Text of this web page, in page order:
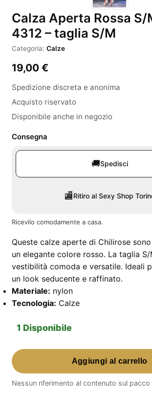
Calza Aperta Rossa S/
4312 – taglia S/M
Categoria: Calze
19,00 €
Spedizione discreta e anonima
Acquisto riservato
Disponibile anche in negozio
Consegna
🚚Spedisci
🏬Ritiro al Sexy Shop
Ricevilo comodamente a casa.
Queste calze aperte di Chilirose
un elegante colore rosso. La taglia
vestibilità comoda e versatile. Ideali
un look seducente e raffinato.
Materiale: nylon
Tecnologia: Calze
1 Disponibile
Calza
Aperta
Rossa
S/M
Aggiungi al carrello
Nessun riferimento al contenuto sul pacco